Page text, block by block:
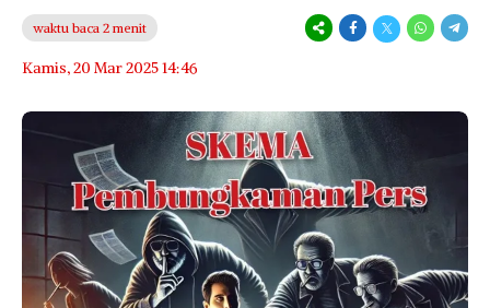
waktu baca 2 menit
Kamis, 20 Mar 2025 14:46